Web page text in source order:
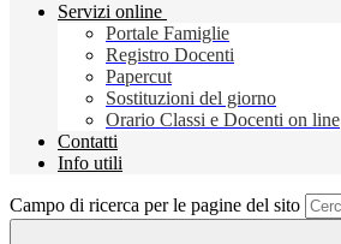
Servizi online
Portale Famiglie
Registro Docenti
Papercut
Sostituzioni del giorno
Orario Classi e Docenti on line
Contatti
Info utili
Campo di ricerca per le pagine del sito